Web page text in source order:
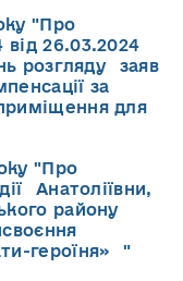
"Про
26.03.2024
розгляду заяв
за
для
"Про
Анатоліївни,
району
героїня» "